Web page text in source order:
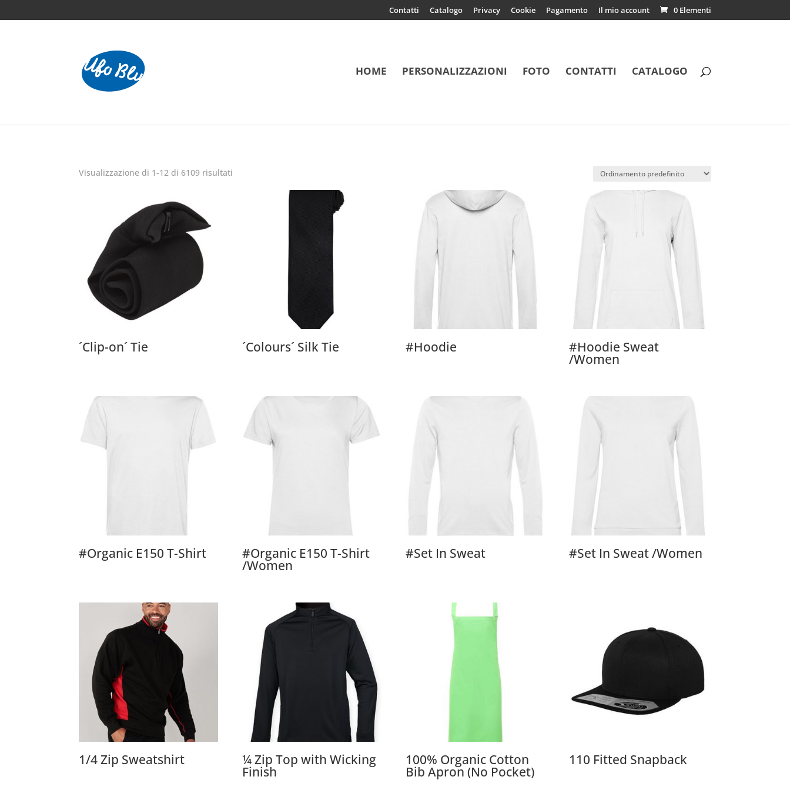
Contatti Catalogo Privacy Cookie Pagamento Il mio account 0 Elementi
HOME PERSONALIZZAZIONI FOTO CONTATTI CATALOGO
Visualizzazione di 1-12 di 6109 risultati
´Clip-on´ Tie ´Colours´ Silk Tie #Hoodie #Hoodie Sweat
/Women
#Organic E150 T-Shirt #Organic E150 T-Shirt
/Women
#Set In Sweat #Set In Sweat /Women
1/4 Zip Sweatshirt ¼ Zip Top with Wicking
Finish
100% Organic Cotton
Bib Apron (No Pocket)
110 Fitted Snapback